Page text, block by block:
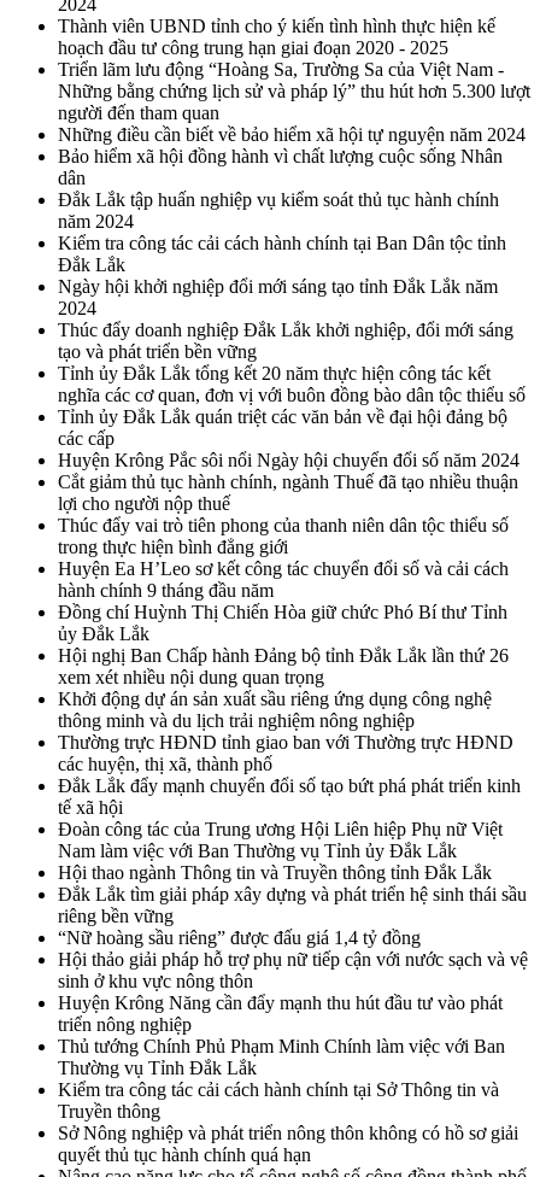
2024
Thành viên UBND tỉnh cho ý kiến tình hình thực hiện kế
hoạch đầu tư công trung hạn giai đoạn 2020 - 2025
Triển lãm lưu động “Hoàng Sa, Trường Sa của Việt Nam -
Những bằng chứng lịch sử và pháp lý” thu hút hơn 5.300 lượt
người đến tham quan
Những điều cần biết về bảo hiểm xã hội tự nguyện năm 2024
Bảo hiểm xã hội đồng hành vì chất lượng cuộc sống Nhân
dân
Đắk Lắk tập huấn nghiệp vụ kiểm soát thủ tục hành chính
năm 2024
Kiểm tra công tác cải cách hành chính tại Ban Dân tộc tỉnh
Đắk Lắk
Ngày hội khởi nghiệp đổi mới sáng tạo tỉnh Đắk Lắk năm
2024
Thúc đẩy doanh nghiệp Đắk Lắk khởi nghiệp, đổi mới sáng
tạo và phát triển bền vững
Tỉnh ủy Đắk Lắk tổng kết 20 năm thực hiện công tác kết
nghĩa các cơ quan, đơn vị với buôn đồng bào dân tộc thiểu số
Tỉnh ủy Đắk Lắk quán triệt các văn bản về đại hội đảng bộ
các cấp
Huyện Krông Pắc sôi nổi Ngày hội chuyển đổi số năm 2024
Cắt giảm thủ tục hành chính, ngành Thuế đã tạo nhiều thuận
lợi cho người nộp thuế
Thúc đẩy vai trò tiên phong của thanh niên dân tộc thiểu số
trong thực hiện bình đẳng giới
Huyện Ea H’Leo sơ kết công tác chuyển đổi số và cải cách
hành chính 9 tháng đầu năm
Đồng chí Huỳnh Thị Chiến Hòa giữ chức Phó Bí thư Tỉnh
ủy Đắk Lắk
Hội nghị Ban Chấp hành Đảng bộ tỉnh Đắk Lắk lần thứ 26
xem xét nhiều nội dung quan trọng
Khởi động dự án sản xuất sầu riêng ứng dụng công nghệ
thông minh và du lịch trải nghiệm nông nghiệp
Thường trực HĐND tỉnh giao ban với Thường trực HĐND
các huyện, thị xã, thành phố
Đắk Lắk đẩy mạnh chuyển đổi số tạo bứt phá phát triển kinh
tế xã hội
Đoàn công tác của Trung ương Hội Liên hiệp Phụ nữ Việt
Nam làm việc với Ban Thường vụ Tỉnh ủy Đắk Lắk
Hội thao ngành Thông tin và Truyền thông tỉnh Đắk Lắk
Đắk Lắk tìm giải pháp xây dựng và phát triển hệ sinh thái sầu
riêng bền vững
“Nữ hoàng sầu riêng” được đấu giá 1,4 tỷ đồng
Hội thảo giải pháp hỗ trợ phụ nữ tiếp cận với nước sạch và vệ
sinh ở khu vực nông thôn
Huyện Krông Năng cần đẩy mạnh thu hút đầu tư vào phát
triển nông nghiệp
Thủ tướng Chính Phủ Phạm Minh Chính làm việc với Ban
Thường vụ Tỉnh Đắk Lắk
Kiểm tra công tác cải cách hành chính tại Sở Thông tin và
Truyền thông
Sở Nông nghiệp và phát triển nông thôn không có hồ sơ giải
quyết thủ tục hành chính quá hạn